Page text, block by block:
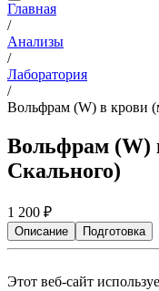
Главная
/
Анализы
/
Лаборатория
/
Вольфрам (W) в крови
Вольфрам (W)
Скального)
1 200 ₽
Описание Подготовка
Этот веб-сайт